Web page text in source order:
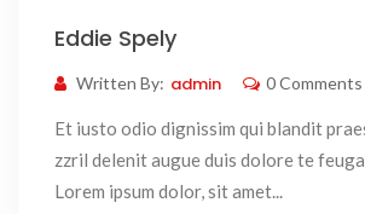
Eddie Spely
Written By: admin 0 Comments
Et iusto odio dignissim qui blandit
zzril delenit augue duis dolore te
Lorem ipsum dolor, sit amet...